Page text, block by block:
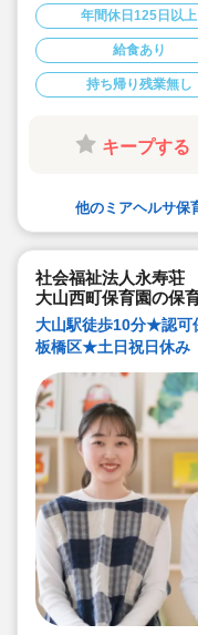
保育士の求
◇月給
評価される
◇賞与は【
◇年間休日
ライフバラ
◇残業代は1
◇宿舎借り
◇子ども一人
できます♪
年間休日125日以上
給食あり
持ち帰り残業無し
キープする
他のミアヘルサ
社会福祉法人永寿荘
大山西町保育園の保
大山駅徒歩10分★認
板橋区★土日祝日休み